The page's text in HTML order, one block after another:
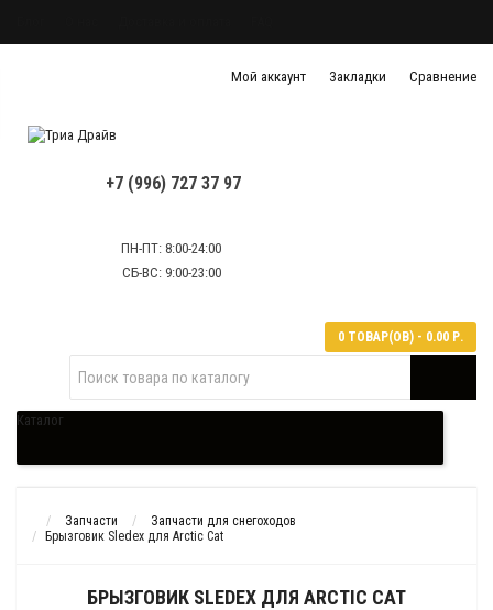
Мой аккаунт Закладки Сравнение
+7 (996) 727 37 97
ПН-ПТ: 8:00-24:00
СБ-ВС: 9:00-23:00
0 ТОВАР(ОВ) - 0.00 Р.
Каталог
Запчасти
Запчасти для снегоходов
Брызговик Sledex для Arctic Cat
БРЫЗГОВИК SLEDEX ДЛЯ ARCTIC CAT